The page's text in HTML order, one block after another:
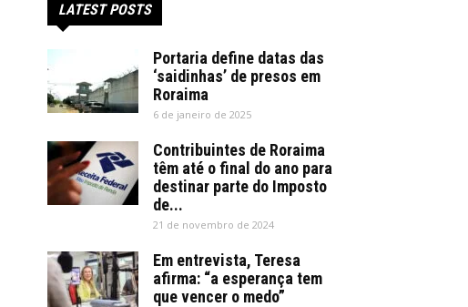
LATEST POSTS
Portaria define datas das
‘saidinhas’ de presos em
Roraima
6 de janeiro de 2025
Contribuintes de Roraima
têm até o final do ano para
destinar parte do Imposto
de...
21 de novembro de 2024
Em entrevista, Teresa
afirma: “a esperança tem
que vencer o medo”